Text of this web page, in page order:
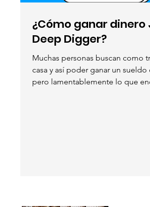
¿Cómo ganar dinero
Deep Digger?
Muchas personas buscan como
casa y así poder ganar un sueldo
pero lamentablemente lo que